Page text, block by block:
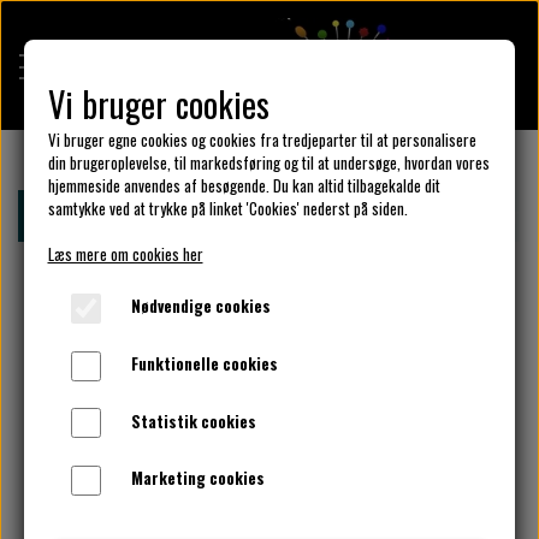
KULÖR DESIGN
DESIGN DIN KJOLE
UNIKA PAKKER
KLAR PARAT
Forside Kulör Design Kjoler Sensommer /
Vi bruger cookies
Vi bruger egne cookies og cookies fra tredjeparter til at personalisere
din brugeroplevelse, til markedsføring og til at undersøge, hvordan vores
hjemmeside anvendes af besøgende. Du kan altid tilbagekalde dit
samtykke ved at trykke på linket 'Cookies' nederst på siden.
Læs mere om cookies her
Nødvendige cookies
Funktionelle cookies
Statistik cookies
Marketing cookies